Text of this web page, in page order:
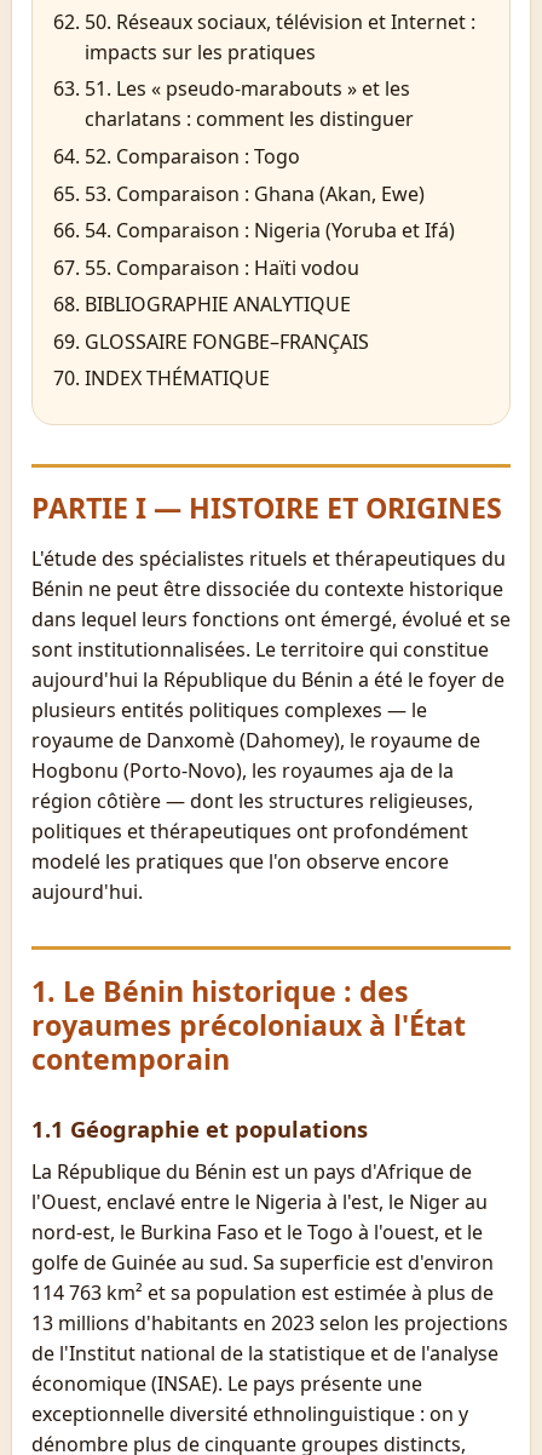
50. Réseaux sociaux, télévision et Internet :
impacts sur les pratiques
51. Les « pseudo-marabouts » et les
charlatans : comment les distinguer
52. Comparaison : Togo
53. Comparaison : Ghana (Akan, Ewe)
54. Comparaison : Nigeria (Yoruba et Ifá)
55. Comparaison : Haïti vodou
BIBLIOGRAPHIE ANALYTIQUE
GLOSSAIRE FONGBE–FRANÇAIS
INDEX THÉMATIQUE
PARTIE I — HISTOIRE ET ORIGINES
L'étude des spécialistes rituels et thérapeutiques du
Bénin ne peut être dissociée du contexte historique
dans lequel leurs fonctions ont émergé, évolué et se
sont institutionnalisées. Le territoire qui constitue
aujourd'hui la République du Bénin a été le foyer de
plusieurs entités politiques complexes — le
royaume de Danxomè (Dahomey), le royaume de
Hogbonu (Porto-Novo), les royaumes aja de la
région côtière — dont les structures religieuses,
politiques et thérapeutiques ont profondément
modelé les pratiques que l'on observe encore
aujourd'hui.
1. Le Bénin historique : des
royaumes précoloniaux à l'État
contemporain
1.1 Géographie et populations
La République du Bénin est un pays d'Afrique de
l'Ouest, enclavé entre le Nigeria à l'est, le Niger au
nord-est, le Burkina Faso et le Togo à l'ouest, et le
golfe de Guinée au sud. Sa superficie est d'environ
114 763 km² et sa population est estimée à plus de
13 millions d'habitants en 2023 selon les projections
de l'Institut national de la statistique et de l'analyse
économique (INSAE). Le pays présente une
exceptionnelle diversité ethnolinguistique : on y
dénombre plus de cinquante groupes distincts,